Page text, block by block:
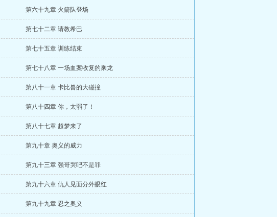
第六十九章 火箭队登场
第七十二章 请教希巴
第七十五章 训练结束
第七十八章 一场血案收复的乘龙
第八十一章 卡比兽的大碰撞
第八十四章 你，太弱了！
第八十七章 超梦来了
第九十章 奥义的威力
第九十三章 强哥哭吧不是罪
第九十六章 仇人见面分外眼红
第九十九章 忍之奥义